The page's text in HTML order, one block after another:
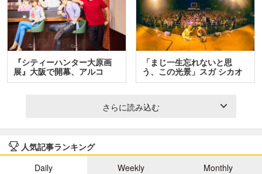
『シティーハンター大原画
展』大阪で開幕、アルコ
＆…
「まじ一生忘れないと思
う、この光景」スガ シカオ
と…
さらに読み込む
人気記事ランキング
Daily
Weekly Monthly